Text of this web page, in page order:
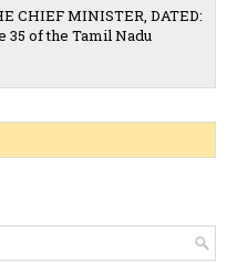
CHIEF MINISTER, DATED:
35 of the Tamil Nadu